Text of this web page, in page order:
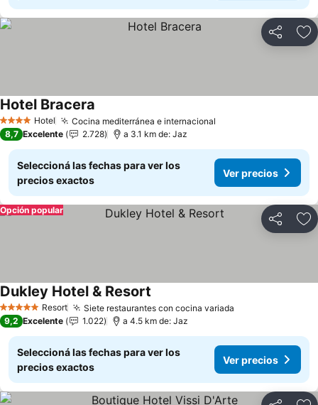
Compartir
4 EstrellasHotel Cocina mediterránea e internacional
Hotel Bracera
8,7 Excelente 2.728 a 3.1 km de: Jaz
Seleccioná las fechas para ver los
precios exactos
Ver precios
Compartir
Opción popular
5 Estrellas Resort Siete restaurantes con cocina variada
Dukley Hotel & Resort
9,2 Excelente 1.022 a 4.5 km de: Jaz
Seleccioná las fechas para ver los
precios exactos
Ver precios